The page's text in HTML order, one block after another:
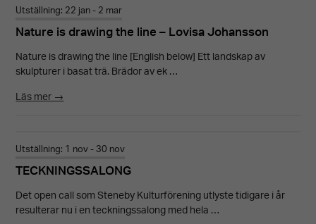
Utställning: 22 jan - 2 mar
Nature is drawing the line – Lovisa Johansson
Nature is drawing the line [English below] Ett landskap av
skulpturer i basat trä. Brädor av ek …
Läs mer →
Utställning: 1 nov - 30 nov
TECKNINGSSALONG
Det open call som Steneby Kulturförening utlyste tidigare i år
resulterar nu i en teckningssalong med hela …